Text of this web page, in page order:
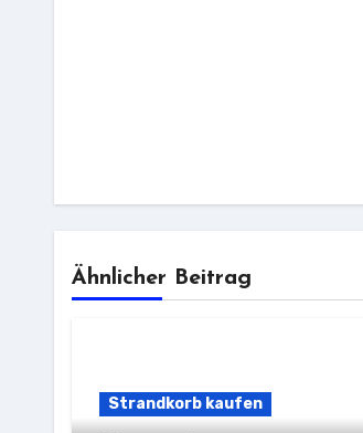
Ähnlicher Beitrag
Strandkorb kaufen